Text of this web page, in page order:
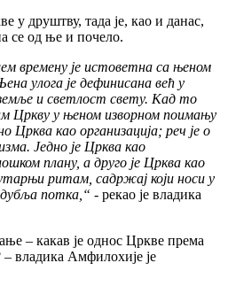
тада је, као и данас,
се од ње и почело.
је истоветна са њеном
улога је дефинисана већ у
и светлост свету. Кад то
Цркву у њеном изворном поимању
Црква као организација; реч је о
Једно је Црква као
плану, а друго је Црква као
ритам, садржај који носи у
потка,“ - рекао је владика
какав је однос Цркве према
– владика Амфилохије је